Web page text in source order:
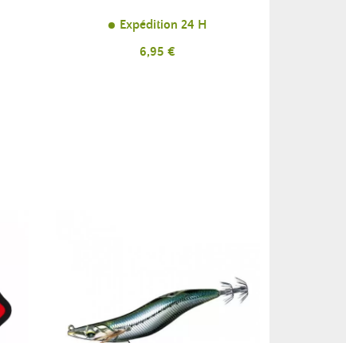
Expédition 24 H
Prix
6,95 €